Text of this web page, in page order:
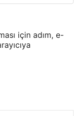
için adım, e-